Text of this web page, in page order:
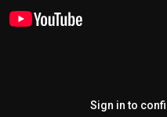
Sign in to